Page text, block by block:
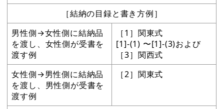
［結納の目録と書き方例］
男性側→女性側に結納品
を渡し、女性側が受書を
渡す例
［1］関東式
[1]-(1) 〜[1]-(3)および
［3］関西式
女性側→男性側に結納品
を渡し、男性側が受書を
渡す例
［2］関東式